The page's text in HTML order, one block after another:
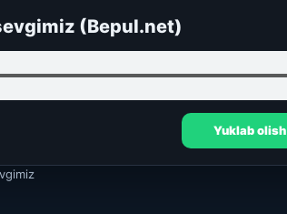
(Bepul.net)
Yuklab olish